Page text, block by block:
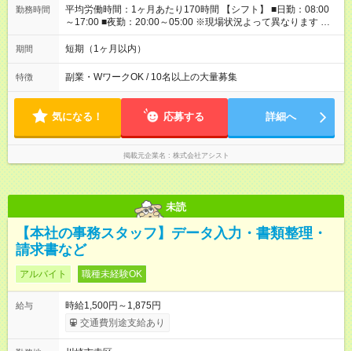
勤務時間
平均労働時間：1ヶ月あたり170時間 【シフト】 ■日勤：08:00
～17:00 ■夜勤：20:00～05:00 ※現場状況よって異なります ※早
く終われば1現場4～8時間勤務もあり ☆週3～勤務OK！ ☆現場
が早く終わっても日給全額保証！ ☆ご希望の方は「日勤＋夜
日勤：08:00～17:00 ■夜勤：20:00～05:00 ※現場状況よって異
なります ※早く終われば1現場4～8時間勤務もあり ☆週3～勤務
OK！ ☆現場が早く終わっても日給全額保証！ ☆ご希望の方は
「日勤＋夜勤」も可能！
期間 短期（1ヶ月以内）
特徴 副業・WワークOK / 10名以上の大量募集
気になる！ 応募する 詳細へ
掲載元企業名 株式会社アシスト
未読
【本社の事務スタッフ】データ入力・書類整理・
請求書など
アルバイト 職種未経験OK
給与
時給1,500円～1,875円
交通費別途支給あり